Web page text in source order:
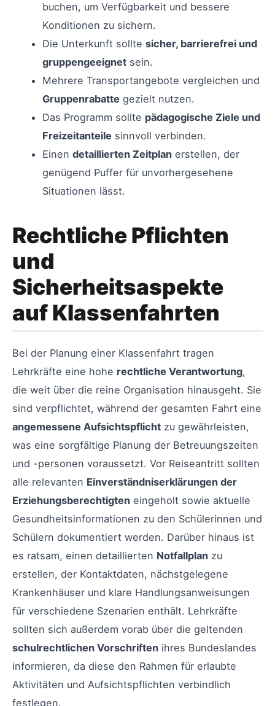
buchen, um Verfügbarkeit und bessere
Konditionen zu sichern.
Die Unterkunft sollte sicher, barrierefrei und
gruppengeeignetsein.
Mehrere Transportangebote vergleichen und
Gruppenrabatte gezielt nutzen.
Das Programm sollte pädagogische Ziele und
Freizeitanteile sinnvoll verbinden.
Einen detaillierten Zeitplanerstellen, der
genügend Puffer für unvorhergesehene
Situationen lässt.
Rechtliche Pflichten
und
Sicherheitsaspekte
auf Klassenfahrten
Bei der Planung einer Klassenfahrt tragen
Lehrkräfte eine hohe rechtliche Verantwortung,
die weit über die reine Organisation hinausgeht. Sie
sind verpflichtet, während der gesamten Fahrt eine
angemessene Aufsichtspflicht zu gewährleisten,
was eine sorgfältige Planung der Betreuungszeiten
und -personen voraussetzt. Vor Reiseantritt sollten
alle relevanten Einverständniserklärungen der
Erziehungsberechtigten eingeholt sowie aktuelle
Gesundheitsinformationen zu den Schülerinnen und
Schülern dokumentiert werden. Darüber hinaus ist
es ratsam, einen detaillierten Notfallplan zu
erstellen, der Kontaktdaten, nächstgelegene
Krankenhäuser und klare Handlungsanweisungen
für verschiedene Szenarien enthält. Lehrkräfte
sollten sich außerdem vorab über die geltenden
schulrechtlichen Vorschriften ihres Bundeslandes
informieren, da diese den Rahmen für erlaubte
Aktivitäten und Aufsichtspflichten verbindlich
festlegen.